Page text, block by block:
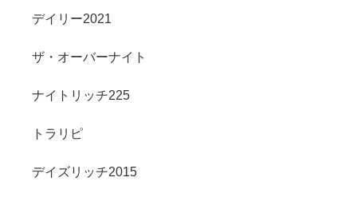
デイリー2021
ザ・オーバーナイト
ナイトリッチ225
トラリピ
デイズリッチ2015